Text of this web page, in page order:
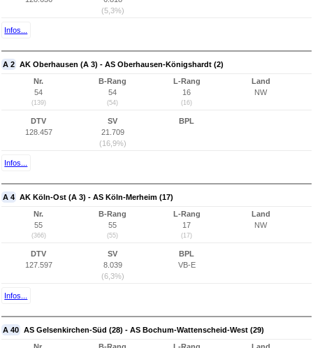
(5,3%)
Infos...
A 2 AK Oberhausen (A 3) - AS Oberhausen-Königshardt (2)
Nr.
54
(139)
B-Rang
54
(54)
L-Rang
16
(16)
Land
NW
DTV
128.457
SV
21.709
(16,9%)
BPL
Infos...
A 4 AK Köln-Ost (A 3) - AS Köln-Merheim (17)
Nr.
55
(366)
B-Rang
55
(55)
L-Rang
17
(17)
Land
NW
DTV
127.597
SV
8.039
(6,3%)
BPL
VB-E
Infos...
A 40 AS Gelsenkirchen-Süd (28) - AS Bochum-Wattenscheid-West (29)